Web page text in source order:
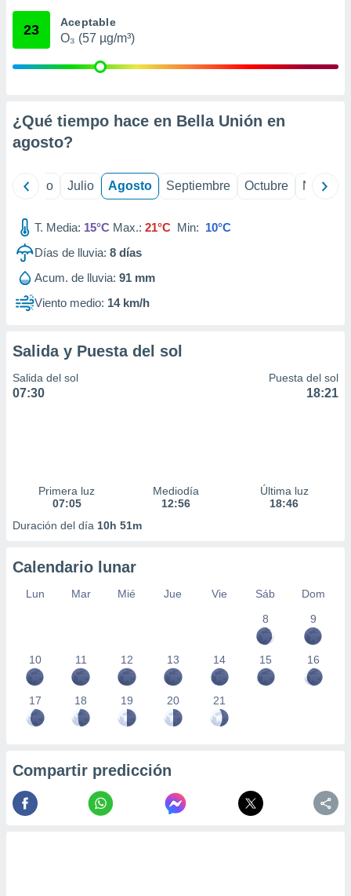
mediante
publicidad
1199
23 Aceptable
O₃ (57 µg/m³)
¿Qué tiempo hace en Bella Unión en
agosto?
Junio Julio Agosto Septiembre Octubre
T. Media: 15°C Max.: 21°C Min: 10°C
Días de lluvia: 8 días
Acum. de lluvia: 91 mm
Viento medio: 14 km/h
Salida y Puesta del sol
Salida del sol
07:30
Puesta del sol
18:21
Primera luz
07:05
Mediodía
12:56
Última luz
18:46
Duración del día 10h 51m
Calendario lunar
Lun Mar Mié Jue Vie Sáb
Dom
8
9
10 11 12 13 14 15 16
17 18 19 20 21
Compartir predicción